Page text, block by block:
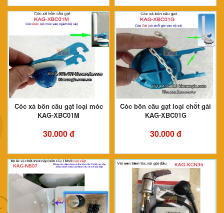
Cóc xả bồn cầu gạt loại móc
KAG-XBC01M
30.000 đ
Cóc bồn cầu gạt loại chốt gài
KAG-XBC01G
30.000 đ